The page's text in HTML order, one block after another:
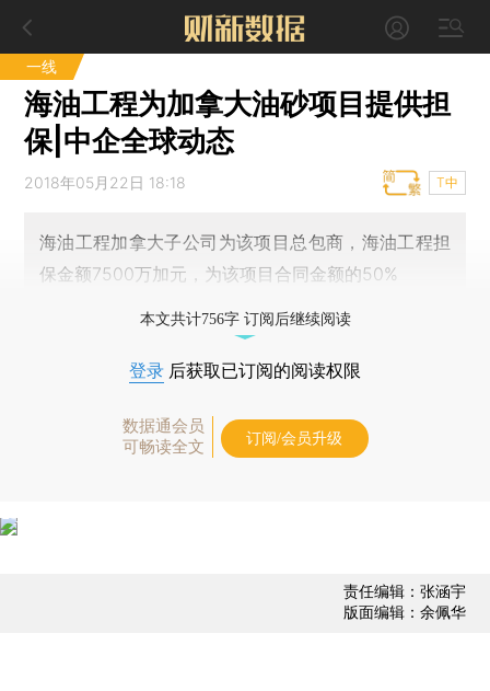
一线
海油工程为加拿大油砂项目提供担
保|中企全球动态
2018年05月22日 18:18 T中
海油工程加拿大子公司为该项目总包商，海油工程担
保金额7500万加元，为该项目合同金额的50%
本文共计756字 订阅后继续阅读
登录 后获取已订阅的阅读权限
数据通会员
可畅读全文
订阅/会员升级
责任编辑：张涵宇
版面编辑：余佩华